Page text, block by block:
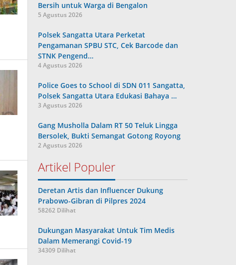
Bersih untuk Warga di Bengalon
5 Agustus 2026
Polsek Sangatta Utara Perketat
Pengamanan SPBU STC, Cek Barcode dan
STNK Pengend…
4 Agustus 2026
Police Goes to School di SDN 011 Sangatta,
Polsek Sangatta Utara Edukasi Bahaya …
3 Agustus 2026
Gang Musholla Dalam RT 50 Teluk Lingga
Bersolek, Bukti Semangat Gotong Royong
2 Agustus 2026
Artikel Populer
Deretan Artis dan Influencer Dukung
Prabowo-Gibran di Pilpres 2024
58262 Dilihat
Dukungan Masyarakat Untuk Tim Medis
Dalam Memerangi Covid-19
34309 Dilihat